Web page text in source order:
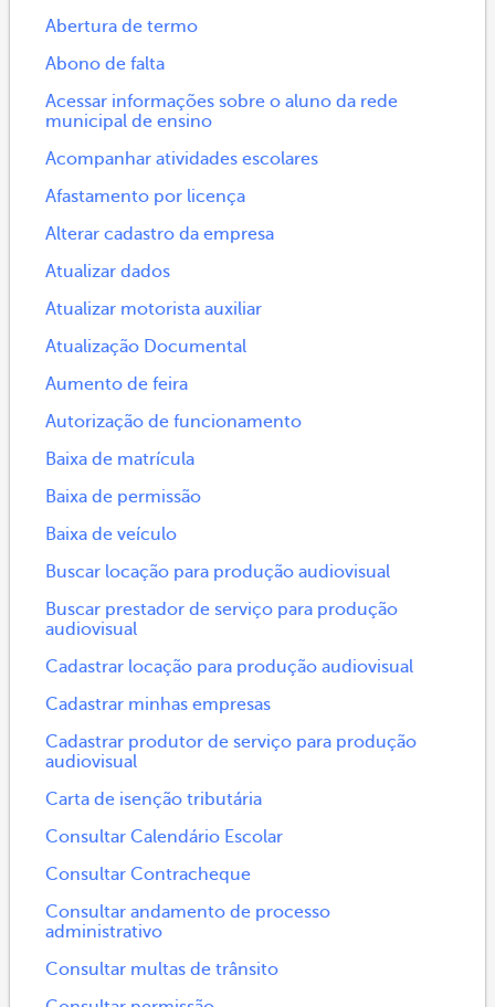
Abertura de termo
Abono de falta
Acessar informações sobre o aluno da rede
municipal de ensino
Acompanhar atividades escolares
Afastamento por licença
Alterar cadastro da empresa
Atualizar dados
Atualizar motorista auxiliar
Atualização Documental
Aumento de feira
Autorização de funcionamento
Baixa de matrícula
Baixa de permissão
Baixa de veículo
Buscar locação para produção audiovisual
Buscar prestador de serviço para produção
audiovisual
Cadastrar locação para produção audiovisual
Cadastrar minhas empresas
Cadastrar produtor de serviço para produção
audiovisual
Carta de isenção tributária
Consultar Calendário Escolar
Consultar Contracheque
Consultar andamento de processo
administrativo
Consultar multas de trânsito